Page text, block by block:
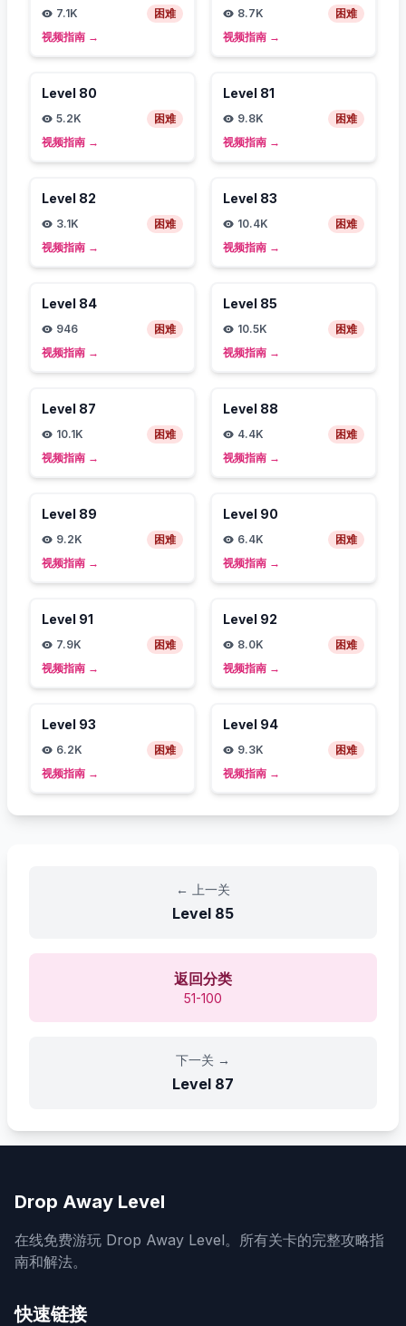
7.1K
困难
视频指南 →
8.7K
困难
视频指南 →
Level 80
5.2K
困难
视频指南 →
Level 81
9.8K
困难
视频指南 →
Level 82
3.1K
困难
视频指南 →
Level 83
10.4K
困难
视频指南 →
Level 84
946
困难
视频指南 →
Level 85
10.5K
困难
视频指南 →
Level 87
10.1K
困难
视频指南 →
Level 88
4.4K
困难
视频指南 →
Level 89
9.2K
困难
视频指南 →
Level 90
6.4K
困难
视频指南 →
Level 91
7.9K
困难
视频指南 →
Level 92
8.0K
困难
视频指南 →
Level 93
6.2K
困难
视频指南 →
Level 94
9.3K
困难
视频指南 →
← 上一关
Level 85
返回分类
51-100
下一关 →
Level 87
Drop Away Level
在线免费游玩 Drop Away Level。所有关卡的完整攻略指
南和解法。
快速链接